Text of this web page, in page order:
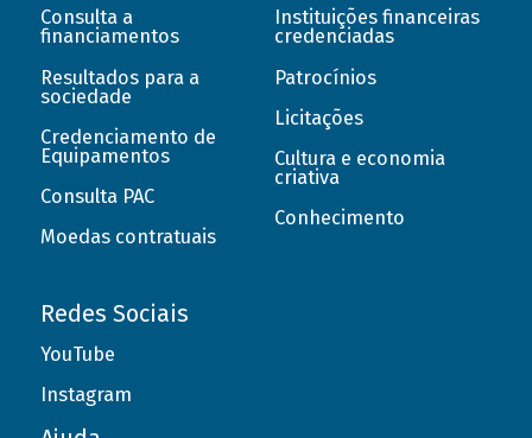
Consulta a
financiamentos
Resultados para a
sociedade
Credenciamento de
Equipamentos
Consulta PAC
Moedas contratuais
Instituições financeiras
credenciadas
Patrocínios
Licitações
Cultura e economia
criativa
Conhecimento
Redes Sociais
YouTube
Instagram